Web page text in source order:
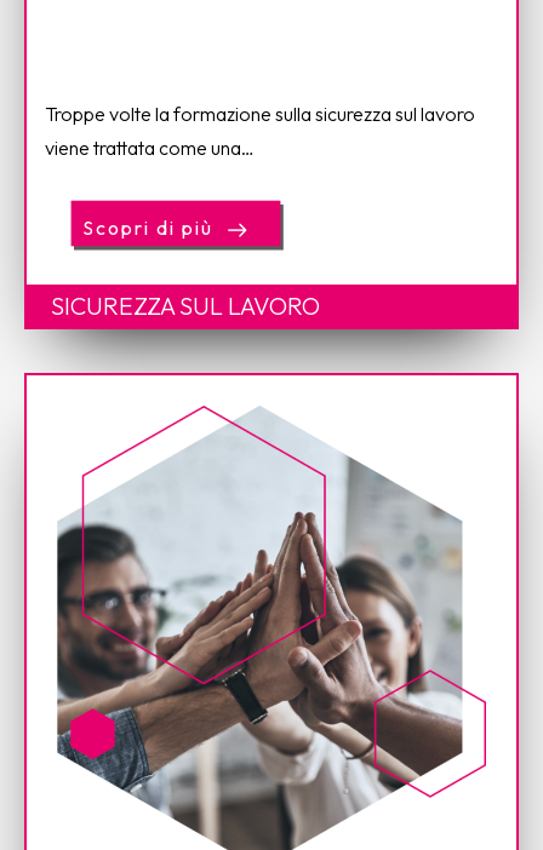
Troppe volte la formazione sulla sicurezza sul lavoro
viene trattata come una…
Scopri di più
SICUREZZA SUL LAVORO